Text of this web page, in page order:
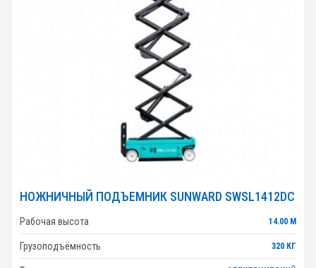
НОЖНИЧНЫЙ ПОДЪЕМНИК SUNWARD SWSL1412DC
Рабочая высота 14.00 М
Грузоподъёмность 320 КГ